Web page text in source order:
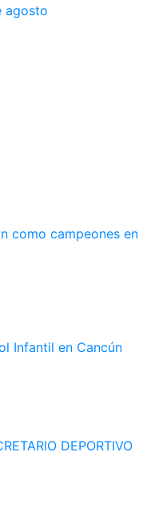
agosto
como campeones en
Infantil en Cancún
DEPORTIVO